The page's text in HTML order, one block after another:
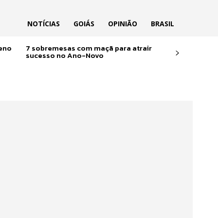
NOTÍCIAS GOIÁS OPINIÃO BRASIL
7 sobremesas com maçã para atrair
sucesso no Ano-Novo